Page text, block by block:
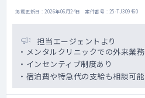
掲載更新日 : 2026年06月24日 案件番号 : 25-TJ309460
担当エージェントより
・メンタルクリニックでの外来業務
・インセンティブ制度あり
・宿泊費や特急代の支給も相談可能